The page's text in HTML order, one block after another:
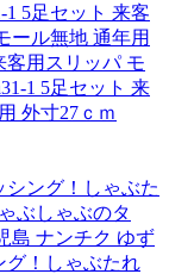
1 5足セット 来客
ール無地 通年用
客用スリッパ モ
1 5足セット 来
外寸27ｃｍ
ング！しゃぶた
ぶしゃぶのタ
島 ナンチク ゆず
グ！しゃぶたれ